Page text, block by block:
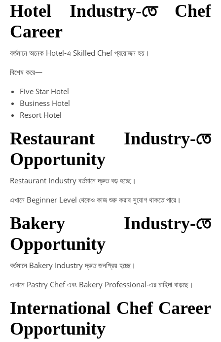
Hotel Industry-তে Chef
Career
বর্তমানে অনেক Hotel-এ Skilled Chef প্রয়োজন হয়।
বিশেষ করে—
Five Star Hotel
Business Hotel
Resort Hotel
Restaurant Industry-তে
Opportunity
Restaurant Industry বর্তমানে দ্রুত বড় হচ্ছে।
এখানে Beginner Level থেকেও কাজ শুরু করার সুযোগ থাকতে পারে।
Bakery Industry-তে
Opportunity
বর্তমানে Bakery Industry দ্রুত জনপ্রিয় হচ্ছে।
এখানে Pastry Chef এবং Bakery Professional-এর চাহিদা বাড়ছে।
International Chef Career
Opportunity